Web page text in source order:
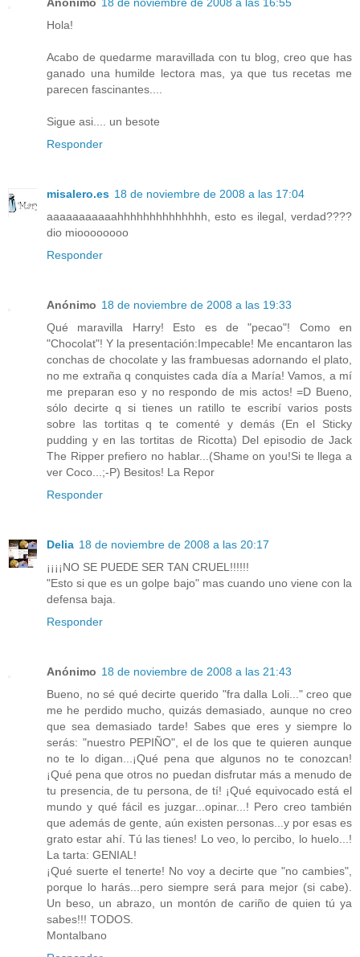
Hola!
Acabo de quedarme maravillada con tu blog, creo que has
ganado una humilde lectora mas, ya que tus recetas me
parecen fascinantes....
Sigue asi.... un besote
Responder
misalero.es 18 de noviembre de 2008 a las 17:04
aaaaaaaaaaahhhhhhhhhhhhhh, esto es ilegal, verdad????
dio mioooooooo
Responder
Anónimo 18 de noviembre de 2008 a las 19:33
Qué maravilla Harry! Esto es de "pecao"! Como en
"Chocolat"! Y la presentación:Impecable! Me encantaron las
conchas de chocolate y las frambuesas adornando el plato,
no me extraña q conquistes cada día a María! Vamos, a mí
me preparan eso y no respondo de mis actos! =D Bueno,
sólo decirte q si tienes un ratillo te escribí varios posts
sobre las tortitas q te comenté y demás (En el Sticky
pudding y en las tortitas de Ricotta) Del episodio de Jack
The Ripper prefiero no hablar...(Shame on you!Si te llega a
ver Coco...;-P) Besitos! La Repor
Responder
Delia 18 de noviembre de 2008 a las 20:17
¡¡¡¡NO SE PUEDE SER TAN CRUEL!!!!!!
"Esto si que es un golpe bajo" mas cuando uno viene con la
defensa baja.
Responder
Anónimo 18 de noviembre de 2008 a las 21:43
Bueno, no sé qué decirte querido "fra dalla Loli..." creo que
me he perdido mucho, quizás demasiado, aunque no creo
que sea demasiado tarde! Sabes que eres y siempre lo
serás: "nuestro PEPIÑO", el de los que te quieren aunque
no te lo digan...¡Qué pena que algunos no te conozcan!
¡Qué pena que otros no puedan disfrutar más a menudo de
tu presencia, de tu persona, de tí! ¡Qué equivocado está el
mundo y qué fácil es juzgar...opinar...! Pero creo también
que además de gente, aún existen personas...y por esas es
grato estar ahí. Tú las tienes! Lo veo, lo percibo, lo huelo...!
La tarta: GENIAL!
¡Qué suerte el tenerte! No voy a decirte que "no cambies",
porque lo harás...pero siempre será para mejor (si cabe).
Un beso, un abrazo, un montón de cariño de quien tú ya
sabes!!! TODOS.
Montalbano